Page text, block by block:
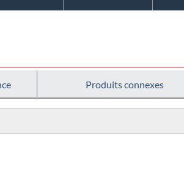
Produits connexes